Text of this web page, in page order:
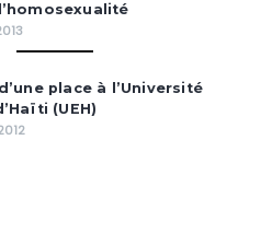
place à l’Université
(UEH)